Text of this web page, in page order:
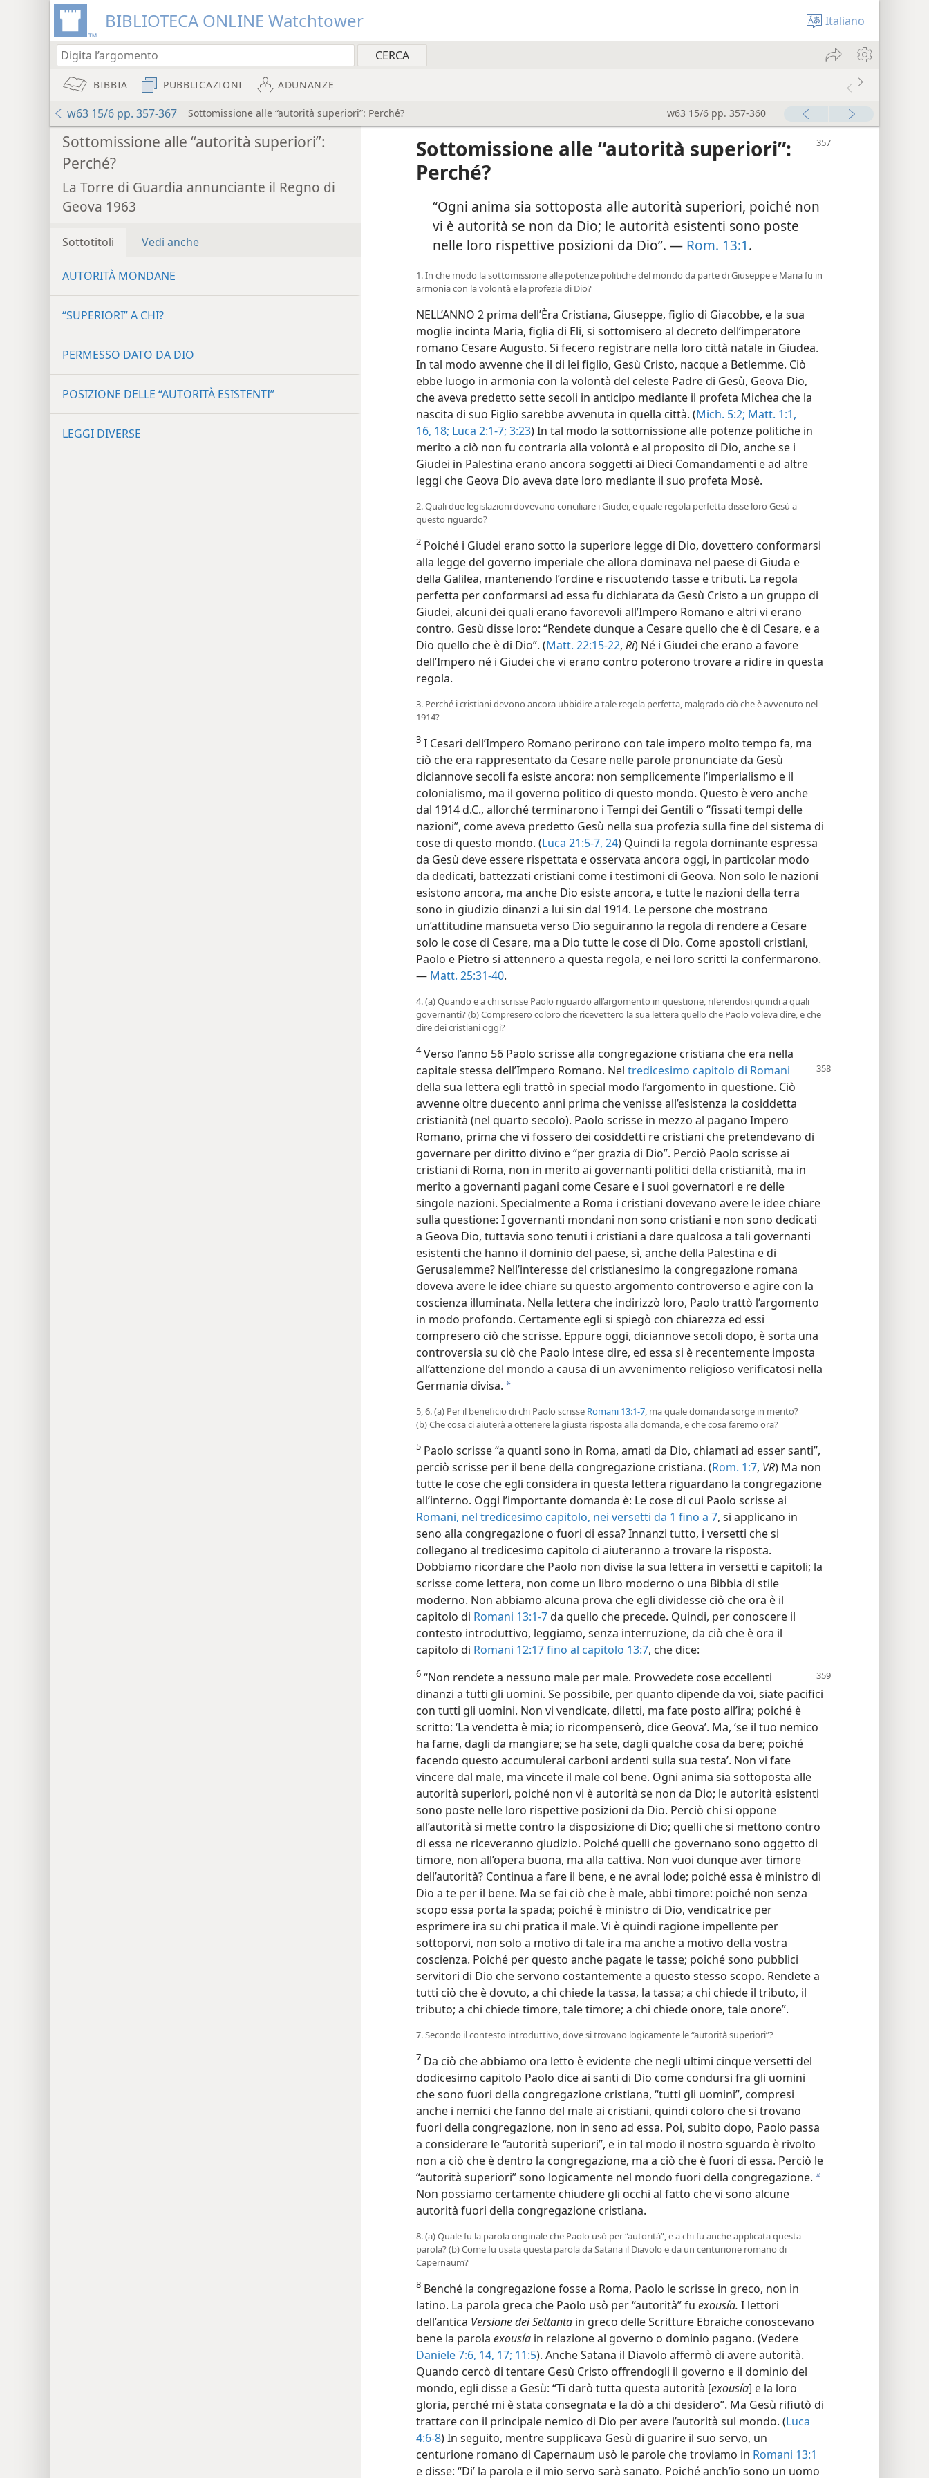
BIBLIOTECA ONLINE Watchtower Italiano
BIBBIA PUBBLICAZIONI ADUNANZE
w63 15/6 pp. 357-367 Sottomissione alle “autorità superiori”: Perché? w63 15/6 pp. 357-360
Sottomissione alle “autorità superiori”:
Perché?
La Torre di Guardia annunciante il Regno di
Geova 1963
Sottotitoli Vedi anche
AUTORITÀ MONDANE
“SUPERIORI” A CHI?
PERMESSO DATO DA DIO
POSIZIONE DELLE “AUTORITÀ ESISTENTI”
LEGGI DIVERSE
Sottomissione alle “autorità superiori”:
Perché?
“Ogni anima sia sottoposta alle autorità superiori, poiché non
vi è autorità se non da Dio; le autorità esistenti sono poste
nelle loro rispettive posizioni da Dio”. — Rom. 13:1.
1. In che modo la sottomissione alle potenze politiche del mondo da parte di Giuseppe e Maria fu in
armonia con la volontà e la profezia di Dio?
NELL’ANNO 2 prima dell’Èra Cristiana, Giuseppe, figlio di Giacobbe, e la sua
moglie incinta Maria, figlia di Eli, si sottomisero al decreto dell’imperatore
romano Cesare Augusto. Si fecero registrare nella loro città natale in Giudea.
In tal modo avvenne che il di lei figlio, Gesù Cristo, nacque a Betlemme. Ciò
ebbe luogo in armonia con la volontà del celeste Padre di Gesù, Geova Dio,
che aveva predetto sette secoli in anticipo mediante il profeta Michea che la
nascita di suo Figlio sarebbe avvenuta in quella città. (Mich. 5:2; Matt. 1:1,
16, 18; Luca 2:1-7; 3:23) In tal modo la sottomissione alle potenze politiche in
merito a ciò non fu contraria alla volontà e al proposito di Dio, anche se i
Giudei in Palestina erano ancora soggetti ai Dieci Comandamenti e ad altre
leggi che Geova Dio aveva date loro mediante il suo profeta Mosè.
2. Quali due legislazioni dovevano conciliare i Giudei, e quale regola perfetta disse loro Gesù a
questo riguardo?
2 Poiché i Giudei erano sotto la superiore legge di Dio, dovettero conformarsi
alla legge del governo imperiale che allora dominava nel paese di Giuda e
della Galilea, mantenendo l’ordine e riscuotendo tasse e tributi. La regola
perfetta per conformarsi ad essa fu dichiarata da Gesù Cristo a un gruppo di
Giudei, alcuni dei quali erano favorevoli all’Impero Romano e altri vi erano
contro. Gesù disse loro: “Rendete dunque a Cesare quello che è di Cesare, e a
Dio quello che è di Dio”. (Matt. 22:15-22, Ri) Né i Giudei che erano a favore
dell’Impero né i Giudei che vi erano contro poterono trovare a ridire in questa
regola.
3. Perché i cristiani devono ancora ubbidire a tale regola perfetta, malgrado ciò che è avvenuto nel
1914?
3 I Cesari dell’Impero Romano perirono con tale impero molto tempo fa, ma
ciò che era rappresentato da Cesare nelle parole pronunciate da Gesù
diciannove secoli fa esiste ancora: non semplicemente l’imperialismo e il
colonialismo, ma il governo politico di questo mondo. Questo è vero anche
dal 1914 d.C., allorché terminarono i Tempi dei Gentili o “fissati tempi delle
nazioni”, come aveva predetto Gesù nella sua profezia sulla fine del sistema di
cose di questo mondo. (Luca 21:5-7, 24) Quindi la regola dominante espressa
da Gesù deve essere rispettata e osservata ancora oggi, in particolar modo
da dedicati, battezzati cristiani come i testimoni di Geova. Non solo le nazioni
esistono ancora, ma anche Dio esiste ancora, e tutte le nazioni della terra
sono in giudizio dinanzi a lui sin dal 1914. Le persone che mostrano
un’attitudine mansueta verso Dio seguiranno la regola di rendere a Cesare
solo le cose di Cesare, ma a Dio tutte le cose di Dio. Come apostoli cristiani,
Paolo e Pietro si attennero a questa regola, e nei loro scritti la confermarono.
— Matt. 25:31-40.
4. (a) Quando e a chi scrisse Paolo riguardo all’argomento in questione, riferendosi quindi a quali
governanti? (b) Compresero coloro che ricevettero la sua lettera quello che Paolo voleva dire, e che
dire dei cristiani oggi?
4Verso l’anno 56 Paolo scrisse alla congregazione cristiana che era nella
capitalestessa dell’Impero Romano. Nel tredicesimo capitolo di Romani
della sua lettera egli trattò in special modo l’argomento in questione. Ciò
avvenne oltre duecento anni prima che venisse all’esistenza la cosiddetta
cristianità (nel quarto secolo). Paolo scrisse in mezzo al pagano Impero
Romano, prima che vi fossero dei cosiddetti re cristiani che pretendevano di
governare per diritto divino e “per grazia di Dio”. Perciò Paolo scrisse ai
cristiani di Roma, non in merito ai governanti politici della cristianità, ma in
merito a governanti pagani come Cesare e i suoi governatori e re delle
singole nazioni. Specialmente a Roma i cristiani dovevano avere le idee chiare
sulla questione: I governanti mondani non sono cristiani e non sono dedicati
a Geova Dio, tuttavia sono tenuti i cristiani a dare qualcosa a tali governanti
esistenti che hanno il dominio del paese, sì, anche della Palestina e di
Gerusalemme? Nell’interesse del cristianesimo la congregazione romana
doveva avere le idee chiare su questo argomento controverso e agire con la
coscienza illuminata. Nella lettera che indirizzò loro, Paolo trattò l’argomento
in modo profondo. Certamente egli si spiegò con chiarezza ed essi
compresero ciò che scrisse. Eppure oggi, diciannove secoli dopo, è sorta una
controversia su ciò che Paolo intese dire, ed essa si è recentemente imposta
all’attenzione del mondo a causa di un avvenimento religioso verificatosi nella
Germania divisa. a
5, 6. (a) Per il beneficio di chi Paolo scrisse Romani 13:1-7 , ma quale domanda sorge in merito?
(b) Che cosa ci aiuterà a ottenere la giusta risposta alla domanda, e che cosa faremo ora?
5 Paolo scrisse “a quanti sono in Roma, amati da Dio, chiamati ad esser santi”,
perciò scrisse per il bene della congregazione cristiana. (Rom. 1:7, VR) Ma non
tutte le cose che egli considera in questa lettera riguardano la congregazione
all’interno. Oggi l’importante domanda è: Le cose di cui Paolo scrisse ai
Romani, nel tredicesimo capitolo, nei versetti da 1 fino a 7, si applicano in
seno alla congregazione o fuori di essa? Innanzi tutto, i versetti che si
collegano al tredicesimo capitolo ci aiuteranno a trovare la risposta.
Dobbiamo ricordare che Paolo non divise la sua lettera in versetti e capitoli; la
scrisse come lettera, non come un libro moderno o una Bibbia di stile
moderno. Non abbiamo alcuna prova che egli dividesse ciò che ora è il
capitolo di Romani 13:1-7da quello che precede. Quindi, per conoscere il
contesto introduttivo, leggiamo, senza interruzione, da ciò che è ora il
capitolo di Romani 12:17 fino al capitolo 13:7, che dice:
6 “Non rendete a nessuno male per male. Provvedete cose eccellenti
dinanzi a tutti gli uomini. Se possibile, per quanto dipende da voi, siate pacifici
con tutti gli uomini. Non vi vendicate, diletti, ma fate posto all’ira; poiché è
scritto: ‘La vendetta è mia; io ricompenserò, dice Geova’. Ma, ‘se il tuo nemico
ha fame, dagli da mangiare; se ha sete, dagli qualche cosa da bere; poiché
facendo questo accumulerai carboni ardenti sulla sua testa’. Non vi fate
vincere dal male, ma vincete il male col bene. Ogni anima sia sottoposta alle
autorità superiori, poiché non vi è autorità se non da Dio; le autorità esistenti
sono poste nelle loro rispettive posizioni da Dio. Perciò chi si oppone
all’autorità si mette contro la disposizione di Dio; quelli che si mettono contro
di essa ne riceveranno giudizio. Poiché quelli che governano sono oggetto di
timore, non all’opera buona, ma alla cattiva. Non vuoi dunque aver timore
dell’autorità? Continua a fare il bene, e ne avrai lode; poiché essa è ministro di
Dio a te per il bene. Ma se fai ciò che è male, abbi timore: poiché non senza
scopo essa porta la spada; poiché è ministro di Dio, vendicatrice per
esprimere ira su chi pratica il male. Vi è quindi ragione impellente per
sottoporvi, non solo a motivo di tale ira ma anche a motivo della vostra
coscienza. Poiché per questo anche pagate le tasse; poiché sono pubblici
servitori di Dio che servono costantemente a questo stesso scopo. Rendete a
tutti ciò che è dovuto, a chi chiede la tassa, la tassa; a chi chiede il tributo, il
tributo; a chi chiede timore, tale timore; a chi chiede onore, tale onore”.
7. Secondo il contesto introduttivo, dove si trovano logicamente le “autorità superiori”?
7 Da ciò che abbiamo ora letto è evidente che negli ultimi cinque versetti del
dodicesimo capitolo Paolo dice ai santi di Dio come condursi fra gli uomini
che sono fuori della congregazione cristiana, “tutti gli uomini”, compresi
anche i nemici che fanno del male ai cristiani, quindi coloro che si trovano
fuori della congregazione, non in seno ad essa. Poi, subito dopo, Paolo passa
a considerare le “autorità superiori”, e in tal modo il nostro sguardo è rivolto
non a ciò che è dentro la congregazione, ma a ciò che è fuori di essa. Perciò le
“autorità superiori” sono logicamente nel mondo fuori della congregazione. b
Non possiamo certamente chiudere gli occhi al fatto che vi sono alcune
autorità fuori della congregazione cristiana.
8. (a) Quale fu la parola originale che Paolo usò per “autorità”, e a chi fu anche applicata questa
parola? (b) Come fu usata questa parola da Satana il Diavolo e da un centurione romano di
Capernaum?
8 Benché la congregazione fosse a Roma, Paolo le scrisse in greco, non in
latino. La parola greca che Paolo usò per “autorità” fu exousía. I lettori
dell’antica Versione dei Settanta in greco delle Scritture Ebraiche conoscevano
bene la parola exousía in relazione al governo o dominio pagano. (Vedere
Daniele 7:6, 14, 17; 11:5). Anche Satana il Diavolo affermò di avere autorità.
Quando cercò di tentare Gesù Cristo offrendogli il governo e il dominio del
mondo, egli disse a Gesù: “Ti darò tutta questa autorità [exousía] e la loro
gloria, perché mi è stata consegnata e la dò a chi desidero”. Ma Gesù rifiutò di
trattare con il principale nemico di Dio per avere l’autorità sul mondo. (Luca
4:6-8) In seguito, mentre supplicava Gesù di guarire il suo servo, un
centurione romano di Capernaum usò le parole che troviamo in Romani 13:1
e disse: “Di’ la parola e il mio servo sarà sanato. Poiché anch’io sono un uomo